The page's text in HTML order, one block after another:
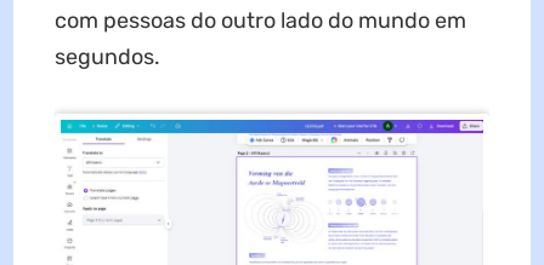
com pessoas do outro lado do mundo em
segundos.